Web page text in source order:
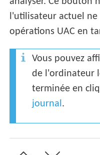
l'utilisateur actuel ne
opérations UAC en
Vous pouvez
de l'ordinateur
terminée en
journal.